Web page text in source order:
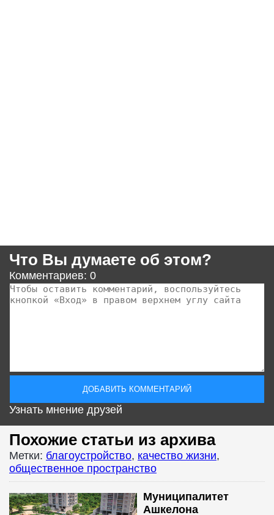
Что Вы думаете об этом?
Комментариев: 0
Узнать мнение друзей
Похожие статьи из архива
Метки: благоустройство, качество жизни,
общественное пространство
Муниципалитет
Ашкелона